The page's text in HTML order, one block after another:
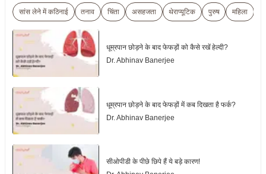
सांस लेने में कठिनाई तनाव चिंता असहजता थेराप्यूटिक पुरुष महिला
धूम्रपान छोड़ने के बाद फेफड़ों को कैसे रखें हेल्दी?
Dr. Abhinav Banerjee
धूम्रपान छोड़ने के बाद फेफड़ों में कब दिखता है फर्क?
Dr. Abhinav Banerjee
सीओपीडी के पीछे छिपे हैं ये बड़े कारण!